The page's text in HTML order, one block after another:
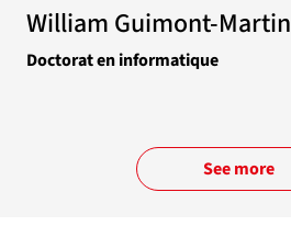
William Guimont-Martin
Doctorat en informatique
See more